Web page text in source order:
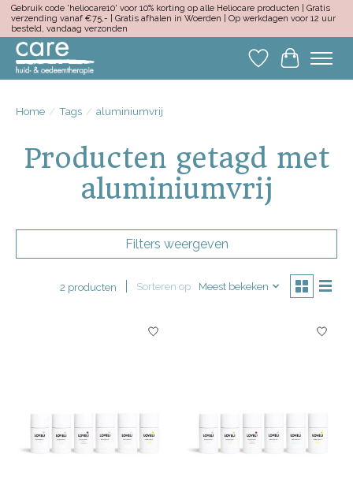
Gebruik code 'heliocare10' voor 10% korting op alle Heliocare producten | Gratis
verzending vanaf €75,- | Gratis afhalen in Woerden | Op werkdagen voor 12 uur
besteld, vandaag verzonden
Verlanglijst
Home / Tags / aluminiumvrij
Producten getagd met
aluminiumvrij
Filters weergeven
2 producten Sorteren op Meest bekeken